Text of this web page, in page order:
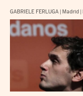
GABRIELE FERLUGA Madrid